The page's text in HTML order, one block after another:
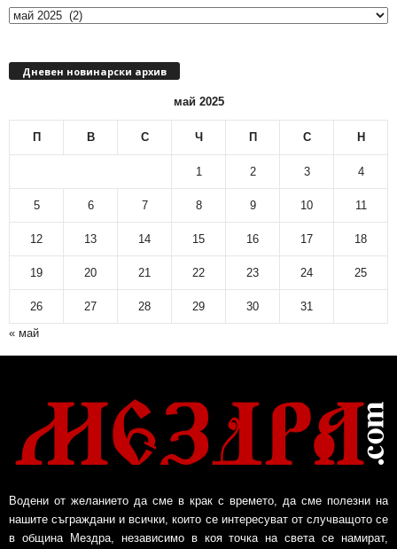
в
н
а
р
с
к
и
а
в
Дневен новинарски архив
май 2025
П В С Ч П С Н
1 2 3 4
5 6 7 8 9 10 11
12 13 14 15 16 17 18
19 20 21 22 23 24 25
26 27 28 29 30
31
« май
Водени от желанието да сме в крак с времето, да сме полезни на
нашите съграждани и всички, които се интересуват от случващото се
в община Мездра, независимо в коя точка на света се намират,